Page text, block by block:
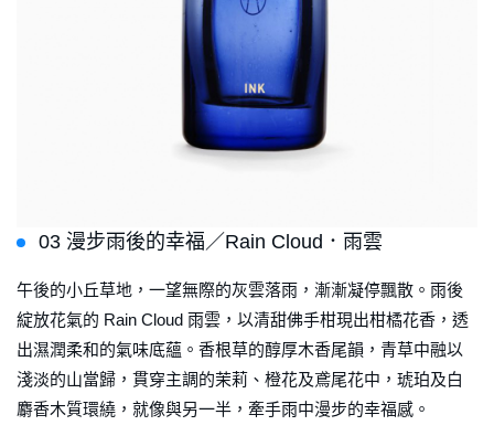
03 漫步雨後的幸福／Rain Cloud．雨雲
午後的小丘草地，一望無際的灰雲落雨，漸漸凝停飄散。雨後
綻放花氣的 Rain Cloud 雨雲，以清甜佛手柑現出柑橘花香，透
出濕潤柔和的氣味底蘊。香根草的醇厚木香尾韻，青草中融以
淺淡的山當歸，貫穿主調的茉莉、橙花及鳶尾花中，琥珀及白
麝香木質環繞，就像與另一半，牽手雨中漫步的幸福感。